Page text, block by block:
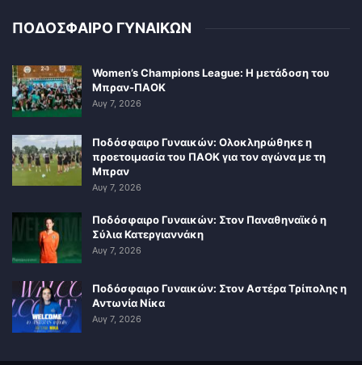
ΠΟΔΟΣΦΑΙΡΟ ΓΥΝΑΙΚΩΝ
Women’s Champions League: Η μετάδοση του
Μπραν-ΠΑΟΚ
Αυγ 7, 2026
Ποδόσφαιρο Γυναικών: Ολοκληρώθηκε η
προετοιμασία του ΠΑΟΚ για τον αγώνα με τη
Μπραν
Αυγ 7, 2026
Ποδόσφαιρο Γυναικών: Στον Παναθηναϊκό η
Σύλια Κατεργιαννάκη
Αυγ 7, 2026
Ποδόσφαιρο Γυναικών: Στον Αστέρα Τρίπολης η
Αντωνία Νίκα
Αυγ 7, 2026